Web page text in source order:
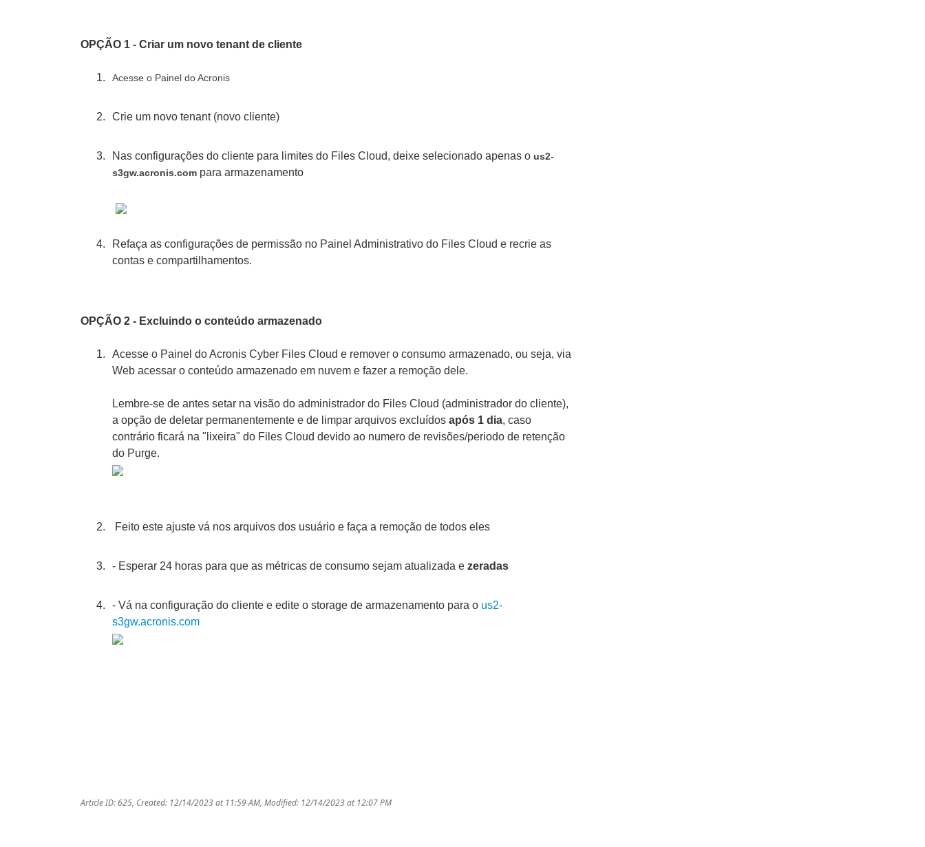
OPÇÃO 1 - Criar um novo tenant de cliente
Acesse o Painel do Acronis
Crie um novo tenant (novo cliente)
Nas configurações do cliente para limites do Files Cloud, deixe selecionado apenas ous2-
s3gw.acronis.com para armazenamento
Refaça as configurações de permissão no Painel Administrativo do Files Cloud e recrie as
contas e compartilhamentos.
OPÇÃO 2 - Excluindo o conteúdo armazenado
Acesse o Painel do Acronis Cyber Files Cloud e remover o consumo armazenado, ou seja, via
Web acessar o conteúdo armazenado em nuvem e fazer a remoção dele.
Lembre-se de antes setar na visão do administrador do Files Cloud (administrador do cliente),
a opção de deletar permanentemente e de limpar arquivos excluídosapós 1 dia, caso
contrário ficará na "lixeira" do Files Cloud devido ao numero de revisões/periodo de retenção
do Purge.
Feito este ajuste vá nos arquivos dos usuário e faça a remoção de todos eles
- Esperar 24 horas para que as métricas de consumo sejam atualizada ezeradas
- Vá na configuração do cliente e edite o storage de armazenamento para o us2-
s3gw.acronis.com
Article ID: 625 Created: 12/14/2023 at 11:59 AM Modified: 12/14/2023 at 12:07 PM